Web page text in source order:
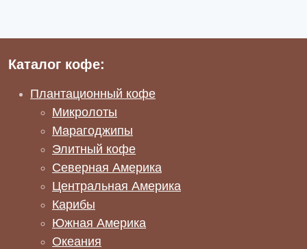
Каталог кофе:
Плантационный кофе
Микролоты
Марагоджипы
Элитный кофе
Северная Америка
Центральная Америка
Карибы
Южная Америка
Океания